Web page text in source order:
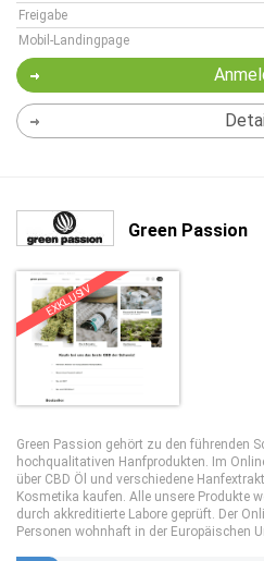
Freigabe
Mobil-Landingpage
Green Passion
EXKLUSIV
Green Passion gehört zu den führenden
hochqualitativen Hanfprodukten. Im
über CBD Öl und verschiedene
Kosmetika kaufen. Alle unsere Produkte
durch akkreditierte Labore geprüft. Der
Personen wohnhaft in der Europäischen